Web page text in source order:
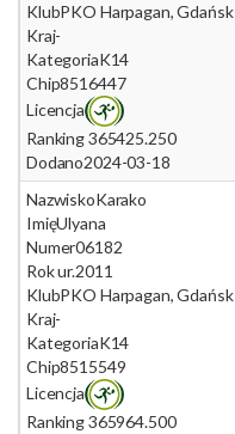
KlubPKO Harpagan, Gdańsk
Kraj-
KategoriaK14
Chip8516447
Licencja
Ranking 365425.250
Dodano2024-03-18
NazwiskoKarako
ImięUlyana
Numer06182
Rok ur.2011
KlubPKO Harpagan, Gdańsk
Kraj-
KategoriaK14
Chip8515549
Licencja
Ranking 365964.500